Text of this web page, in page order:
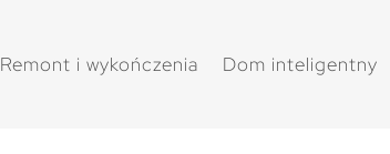
Remont i wykończenia Dom inteligentny